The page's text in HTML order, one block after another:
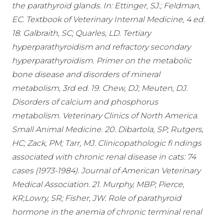
the parathyroid glands. In: Ettinger, SJ.; Feldman,
EC. Textbook of Veterinary Internal Medicine, 4 ed.
18. Galbraith, SC; Quarles, LD. Tertiary
hyperparathyroidism and refractory secondary
hyperparathyroidism. Primer on the metabolic
bone disease and disorders of mineral
metabolism, 3rd ed. 19. Chew, DJ; Meuten, DJ.
Disorders of calcium and phosphorus
metabolism. Veterinary Clinics of North America.
Small Animal Medicine. 20. Dibartola, SP; Rutgers,
HC; Zack, PM; Tarr, MJ. Clinicopathologic fi ndings
associated with chronic renal disease in cats: 74
cases (1973-1984). Journal of American Veterinary
Medical Association. 21. Murphy, MBP; Pierce,
KR;Lowry, SR; Fisher, JW. Role of parathyroid
hormone in the anemia of chronic terminal renal